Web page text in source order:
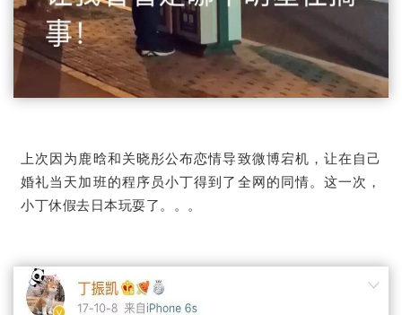
上次因为鹿晗和关晓彤公布恋情导致微博宕机，让在自己
婚礼当天加班的程序员小丁得到了全网的同情。这一次，
小丁休假去日本玩耍了。
。 。